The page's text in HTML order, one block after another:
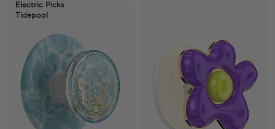
Electric Picks
Tidepool